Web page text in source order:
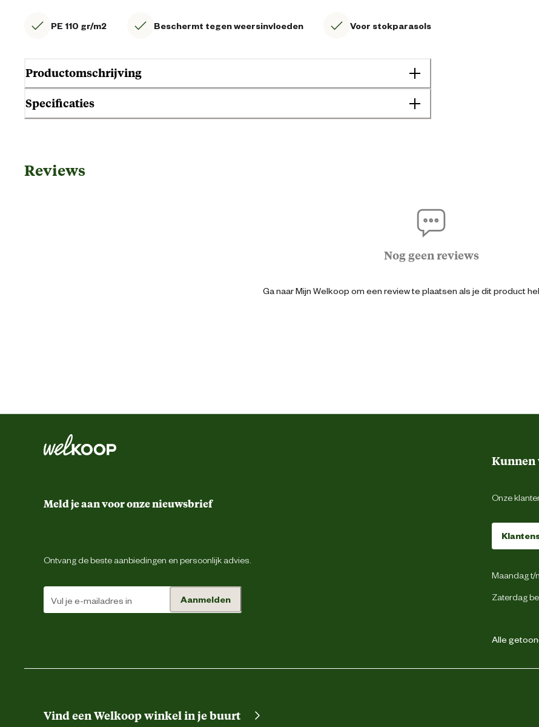
PE 110 gr/m2 Beschermt tegen weersinvloeden Voor stokparasols
Productomschrijving
Specificaties
Ean
Reviews
Nog geen reviews
Ga naar Mijn Welkoop om een review te plaatsen als je dit product
Meld je aan voor onze nieuwsbrief
Ontvang de beste aanbiedingen en persoonlijk advies.
Aanmelden
Kunnen
Onze
Maandag t/
Zaterdag
Alle
Vind een Welkoop winkel in je buurt